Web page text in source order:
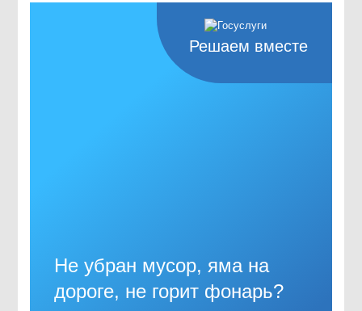
Решаем вместе
Не убран мусор, яма на
дороге, не горит фонарь?